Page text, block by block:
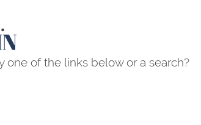
one of the links below or a search?